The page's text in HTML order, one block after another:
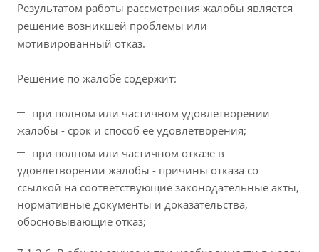
Результатом работы рассмотрения жалобы является
решение возникшей проблемы или
мотивированный отказ.
Решение по жалобе содержит:
при полном или частичном удовлетворении
жалобы - срок и способ ее удовлетворения;
при полном или частичном отказе в
удовлетворении жалобы - причины отказа со
ссылкой на соответствующие законодательные акты,
нормативные документы и доказательства,
обосновывающие отказ;